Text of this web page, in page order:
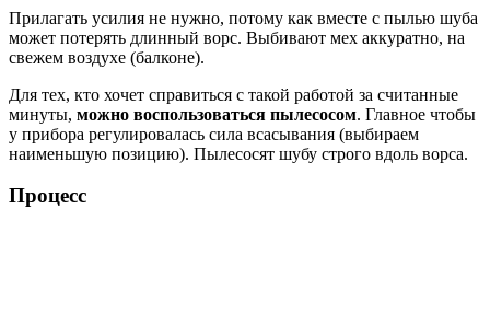
Прилагать усилия не нужно, потому как вместе с пылью шуба
может потерять длинный ворс. Выбивают мех аккуратно, на
свежем воздухе (балконе).
Для тех, кто хочет справиться с такой работой за считанные
минуты, можно воспользоваться пылесосом. Главное чтобы
у прибора регулировалась сила всасывания (выбираем
наименьшую позицию). Пылесосят шубу строго вдоль ворса.
Процесс